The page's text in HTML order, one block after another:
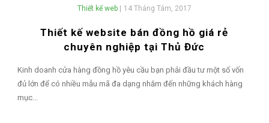
Thiết kế web| 14 Tháng Tám, 2017
Thiết kế website bán đồng hồ giá rẻ
chuyên nghiệp tại Thủ Đức
Kinh doanh cửa hàng đồng hồ yêu cầu bạn phải đầu tư một số vốn
đủ lớn để có nhiều mẫu mã đa dạng nhắm đến những khách hàng
mục...